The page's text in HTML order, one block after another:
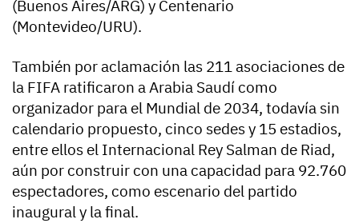
(Buenos Aires/ARG) y Centenario
(Montevideo/URU).
También por aclamación las 211 asociaciones de
la FIFA ratificaron a Arabia Saudí como
organizador para el Mundial de 2034, todavía sin
calendario propuesto, cinco sedes y 15 estadios,
entre ellos el Internacional Rey Salman de Riad,
aún por construir con una capacidad para 92.760
espectadores, como escenario del partido
inaugural y la final.